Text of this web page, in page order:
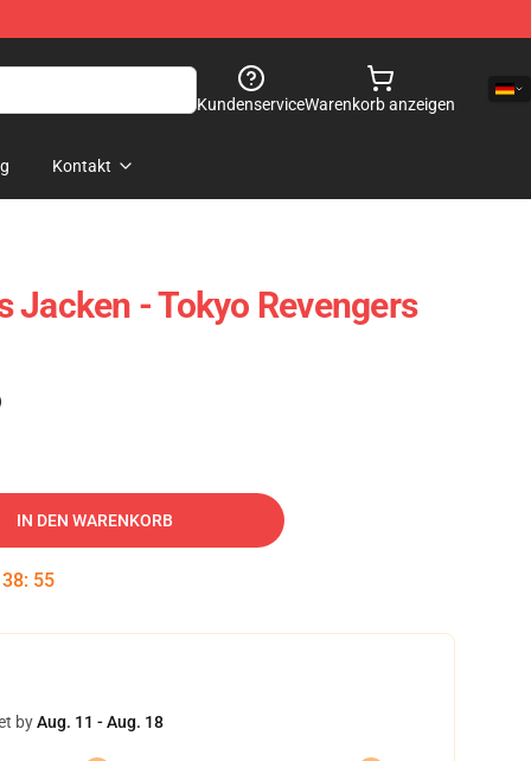
KundenserviceWarenkorb anzeigen
Kontakt
Jacken - Tokyo Revengers
IN DEN WARENKORB
38: 54
byAug. 11 - Aug. 18